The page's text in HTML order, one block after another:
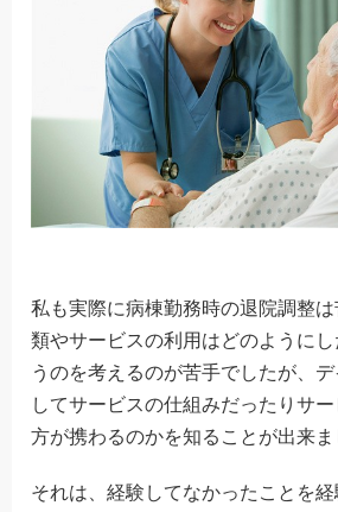
私も実際に病棟勤務時の退院調整
類やサービスの利用はどのように
うのを考えるのが苦手でしたが、
してサービスの仕組みだったりサ
方が携わるのかを知ることが出来ま
それは、経験してなかったことを